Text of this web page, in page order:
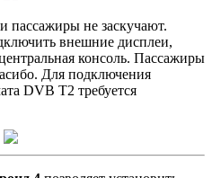
пассажиры не заскучают.
внешние дисплеи,
консоль. Пассажиры
Для подключения
DVB T2 требуется